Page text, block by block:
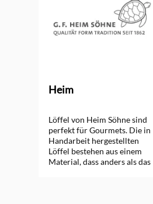
Heim
Löffel von Heim Söhne sind
perfekt für Gourmets. Die in
Handarbeit hergestellten
Löffel bestehen aus einem
Material, dass anders als das